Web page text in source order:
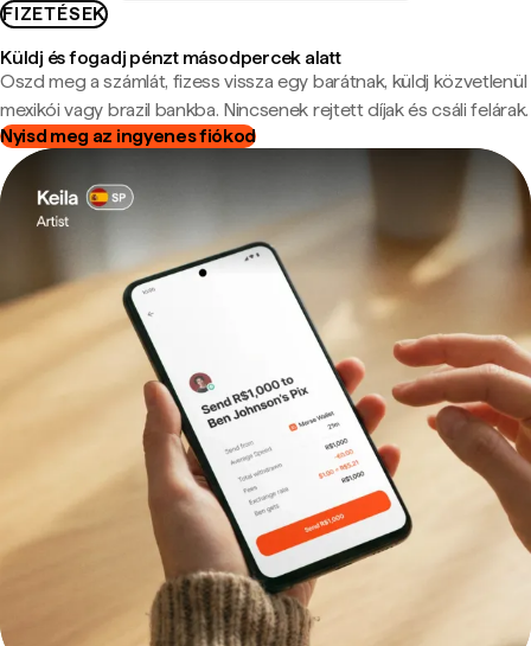
FIZETÉSEK
Küldj és fogadj pénzt másodpercek alatt
Oszd meg a számlát, fizess vissza egy barátnak, küldj közvetlenül
mexikói vagy brazil bankba. Nincsenek rejtett díjak és csáli felárak.
Nyisd meg az ingyenes fiókod